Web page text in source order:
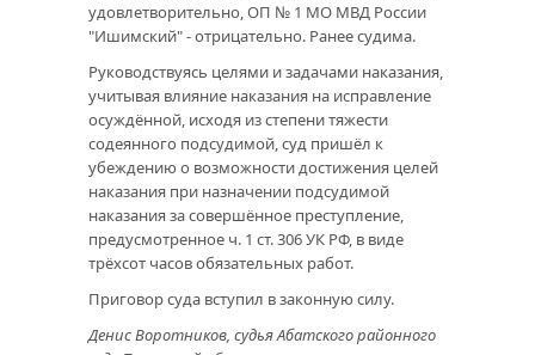
удовлетворительно, ОП № 1 МО МВД России
"Ишимский" - отрицательно. Ранее судима.
Руководствуясь целями и задачами наказания,
учитывая влияние наказания на исправление
осуждённой, исходя из степени тяжести
содеянного подсудимой, суд пришёл к
убеждению о возможности достижения целей
наказания при назначении подсудимой
наказания за совершённое преступление,
предусмотренное ч. 1 ст. 306 УК РФ, в виде
трёхсот часов обязательных работ.
Приговор суда вступил в законную силу.
Денис Воротников, судья Абатского районного